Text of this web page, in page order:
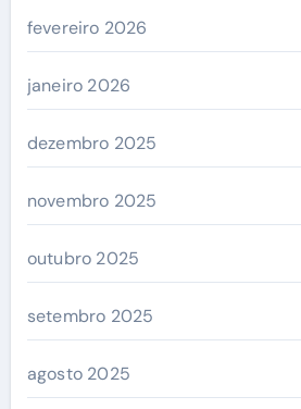
fevereiro 2026
janeiro 2026
dezembro 2025
novembro 2025
outubro 2025
setembro 2025
agosto 2025